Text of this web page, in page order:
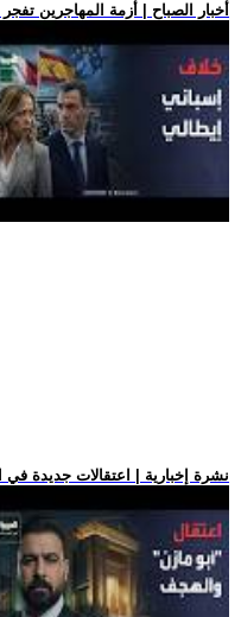
.. أخبار الصباح | أزمة المهاجرين
.. نشرة إخبارية | اعتقالات جديدة